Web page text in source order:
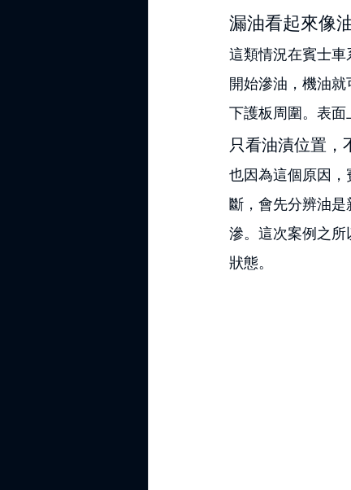
漏油看起來像
這類情況在賓士
開始滲油，機油
下護板周圍。表面
只看油漬位置，
也因為這個原因
斷，會先分辨油
滲。這次案例之
狀態。